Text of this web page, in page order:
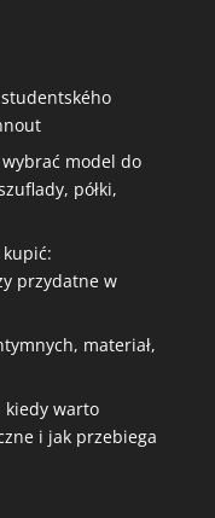
model do
półki,
przydatne w
materiał,
kiedy warto
i jak przebiega